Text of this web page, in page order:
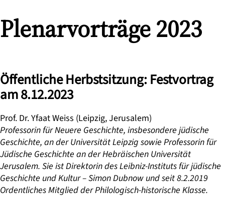
Plenarvorträge 2023
Öffentliche Herbstsitzung: Festvortrag
am 8.12.2023
Prof. Dr. Yfaat Weiss (Leipzig, Jerusalem)
Professorin für Neuere Geschichte, insbesondere jüdische
Geschichte, an der Universität Leipzig sowie Professorin für
Jüdische Geschichte an der Hebräischen Universität
Jerusalem. Sie ist Direktorin des Leibniz-Instituts für jüdische
Geschichte und Kultur – Simon Dubnow und seit 8.2.2019
Ordentliches Mitglied der Philologisch-historische Klasse.